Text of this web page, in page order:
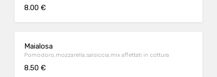
8.00 €
Maialosa
Pomodoro,mozzarella,salsiccia,mix affettati in cottura
8.50 €